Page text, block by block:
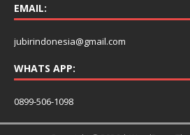
EMAIL:
jubirindonesia@gmail.com
WHATS APP:
0899-506-1098